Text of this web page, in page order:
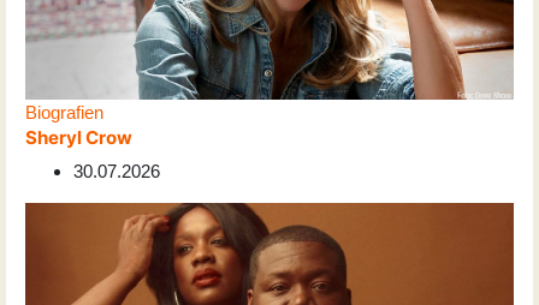
Biografien
Sheryl Crow
30.07.2026